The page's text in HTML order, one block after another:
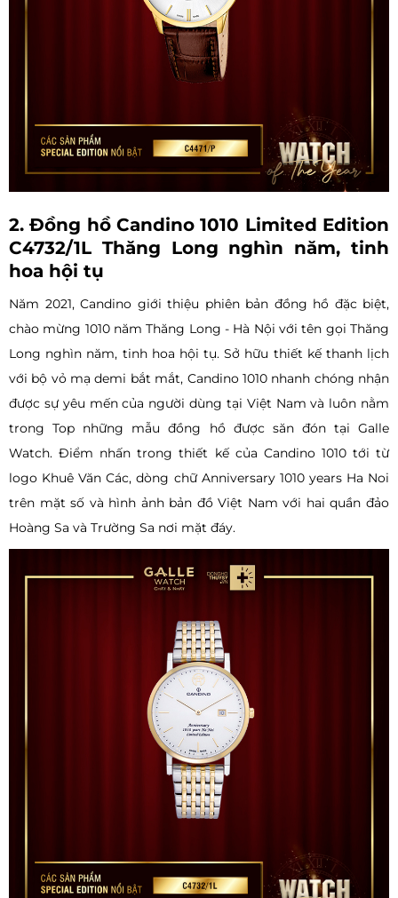
2. Đồng hồ Candino 1010 Limited Edition
C4732/1L Thăng Long nghìn năm, tinh
hoa hội tụ
Năm 2021, Candino giới thiệu phiên bản đồng hồ đặc biệt,
chào mừng 1010 năm Thăng Long - Hà Nội với tên gọi Thăng
Long nghìn năm, tinh hoa hội tụ. Sở hữu thiết kế thanh lịch
với bộ vỏ mạ demi bắt mắt, Candino 1010 nhanh chóng nhận
được sự yêu mến của người dùng tại Việt Nam và luôn nằm
trong Top những mẫu đồng hồ được săn đón tại Galle
Watch. Điểm nhấn trong thiết kế của Candino 1010 tới từ
logo Khuê Văn Các, dòng chữ Anniversary 1010 years Ha Noi
trên mặt số và hình ảnh bản đồ Việt Nam với hai quần đảo
Hoàng Sa và Trường Sa nơi mặt đáy.